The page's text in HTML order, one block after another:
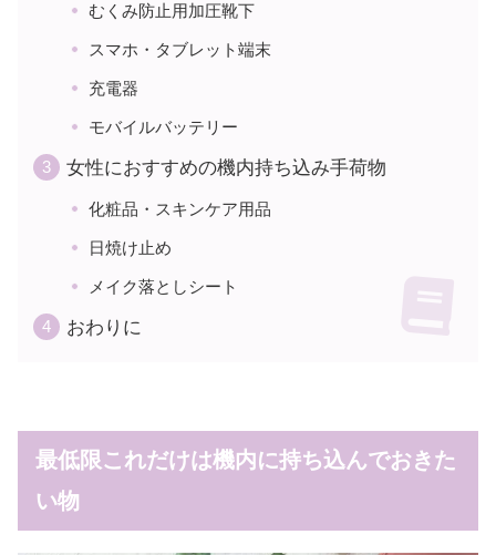
むくみ防止用加圧靴下
スマホ・タブレット端末
充電器
モバイルバッテリー
女性におすすめの機内持ち込み手荷物
化粧品・スキンケア用品
日焼け止め
メイク落としシート
おわりに
最低限これだけは機内に持ち込んでおきた
い物